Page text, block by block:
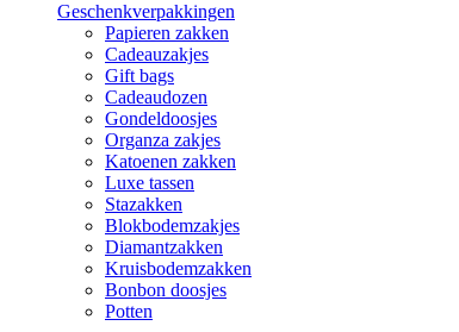
Geschenkverpakkingen
Papieren zakken
Cadeauzakjes
Gift bags
Cadeaudozen
Gondeldoosjes
Organza zakjes
Katoenen zakken
Luxe tassen
Stazakken
Blokbodemzakjes
Diamantzakken
Kruisbodemzakken
Bonbon doosjes
Potten